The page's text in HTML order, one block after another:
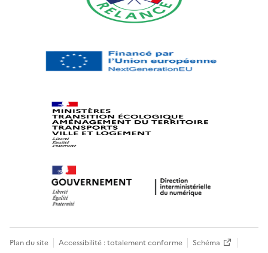
Plan du site Accessibilité : totalement conforme Schéma